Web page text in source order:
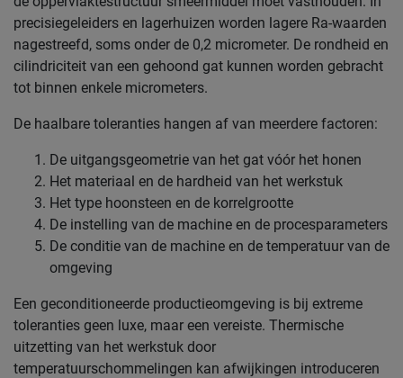
precisiegeleiders en lagerhuizen worden lagere Ra-waarden
nagestreefd, soms onder de 0,2 micrometer. De rondheid en
cilindriciteit van een gehoond gat kunnen worden gebracht
tot binnen enkele micrometers.
De haalbare toleranties hangen af van meerdere factoren:
De uitgangsgeometrie van het gat vóór het honen
Het materiaal en de hardheid van het werkstuk
Het type hoonsteen en de korrelgrootte
De instelling van de machine en de procesparameters
De conditie van de machine en de temperatuur van de
omgeving
Een geconditioneerde productieomgeving is bij extreme
toleranties geen luxe, maar een vereiste. Thermische
uitzetting van het werkstuk door
temperatuurschommelingen kan afwijkingen introduceren